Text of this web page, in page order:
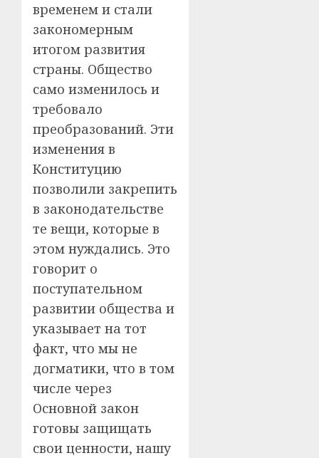
временем и стали
закономерным
итогом развития
страны. Общество
само изменилось и
требовало
преобразований. Эти
изменения в
Конституцию
позволили закрепить
в законодательстве
те вещи, которые в
этом нуждались. Это
говорит о
поступательном
развитии общества и
указывает на тот
факт, что мы не
догматики, что в том
числе через
Основной закон
готовы защищать
свои ценности, нашу